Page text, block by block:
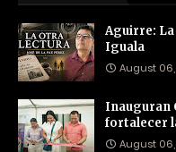
Aguirre: La
Iguala
August
Inauguran
fortalecer
August